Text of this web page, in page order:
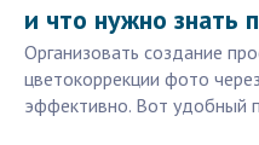
и что нужно знать
Организовать создание
цветокоррекции фото
эффективно. Вот удобный